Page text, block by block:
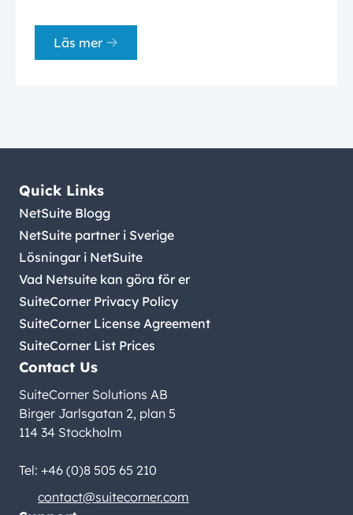
Läs mer
Quick Links
NetSuite Blogg
NetSuite partner i Sverige
Lösningar i NetSuite
Vad Netsuite kan göra för er
SuiteCorner Privacy Policy
SuiteCorner License Agreement
SuiteCorner List Prices
Contact Us
SuiteCorner Solutions AB
Birger Jarlsgatan 2, plan 5
114 34 Stockholm
Tel: +46 (0)8 505 65 210
contact@suitecorner.com